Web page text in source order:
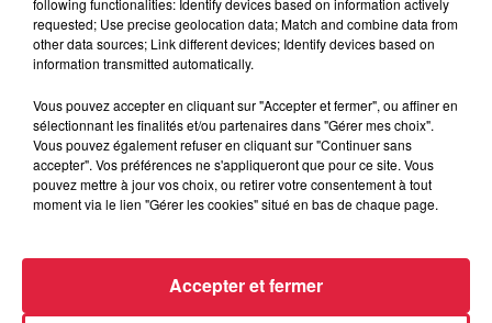
La Vallée de Villé propose 14 randonnées à faire en
poussette ou avec de jeunes enfants. Idéal pour découvrir la
requested; Use precise geolocation data; Match and combine data from
other data sources; Link different devices; Identify devices based on
information transmitted automatically.
Vous pouvez accepter en cliquant sur "Accepter et fermer", ou affiner en
sélectionnant les finalités et/ou partenaires dans "Gérer mes choix".
Vous pouvez également refuser en cliquant sur "Continuer sans
accepter". Vos préférences ne s'appliqueront que pour ce site. Vous
pouvez mettre à jour vos choix, ou retirer votre consentement à tout
moment via le lien "Gérer les cookies" situé en bas de chaque page.
Accepter et fermer